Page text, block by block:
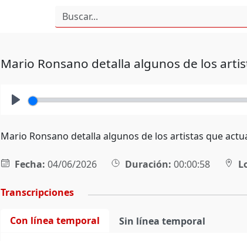
Mario Ronsano detalla algunos de los
Mario Ronsano detalla algunos de los artistas que
Fecha: 04/06/2026 Duración: 00:00:58
Transcripciones
Con línea temporal Sin línea temporal